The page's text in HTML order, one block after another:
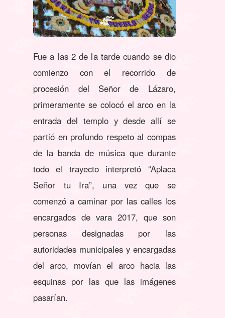
Fue a las 2 de la tarde cuando se dio
comienzo con el recorrido de
procesión del Señor de Lázaro,
primeramente se colocó el arco en la
entrada del templo y desde allí se
partió en profundo respeto al compas
de la banda de música que durante
todo el trayecto interpretó “Aplaca
Señor tu Ira”, una vez que se
comenzó a caminar por las calles los
encargados de vara 2017, que son
personas designadas por las
autoridades municipales y encargadas
del arco, movían el arco hacia las
esquinas por las que las imágenes
pasarían.